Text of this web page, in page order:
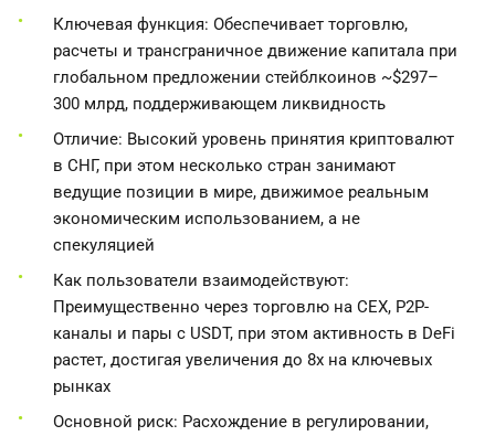
Ключевая функция: Обеспечивает торговлю,
расчеты и трансграничное движение капитала при
глобальном предложении стейблкоинов ~$297–
300 млрд, поддерживающем ликвидность
Отличие: Высокий уровень принятия криптовалют
в СНГ, при этом несколько стран занимают
ведущие позиции в мире, движимое реальным
экономическим использованием, а не
спекуляцией
Как пользователи взаимодействуют:
Преимущественно через торговлю на CEX, P2P-
каналы и пары с USDT, при этом активность в DeFi
растет, достигая увеличения до 8x на ключевых
рынках
Основной риск: Расхождение в регулировании,